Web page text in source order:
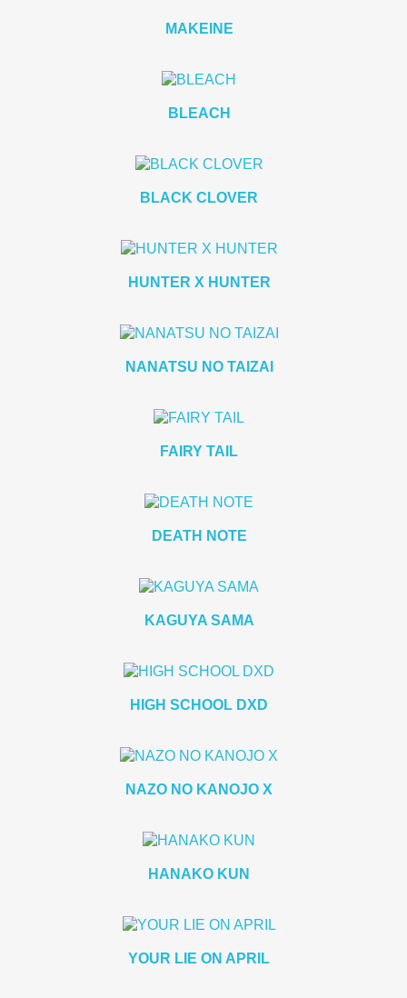
MAKEINE
BLEACH
BLACK CLOVER
HUNTER X HUNTER
NANATSU NO TAIZAI
FAIRY TAIL
DEATH NOTE
KAGUYA SAMA
HIGH SCHOOL DXD
NAZO NO KANOJO X
HANAKO KUN
YOUR LIE ON APRIL